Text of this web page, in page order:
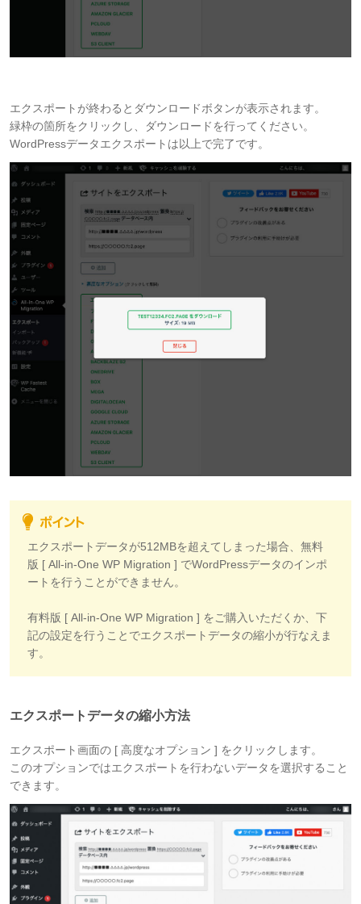
エクスポートが終わるとダウンロードボタンが表示されます。
緑枠の箇所をクリックし、ダウンロードを行ってください。
WordPressデータエクスポートは以上で完了です。
エクスポートデータが512MBを超えてしまった場合、無料
版 [ All-in-One WP Migration ] でWordPressデータのインポ
ートを行うことができません。
有料版 [ All-in-One WP Migration ] をご購入いただくか、下
記の設定を行うことでエクスポートデータの縮小が行なえま
す。
エクスポートデータの縮小方法
エクスポート画面の [ 高度なオプション ] をクリックします。
このオプションではエクスポートを行わないデータを選択すること
できます。